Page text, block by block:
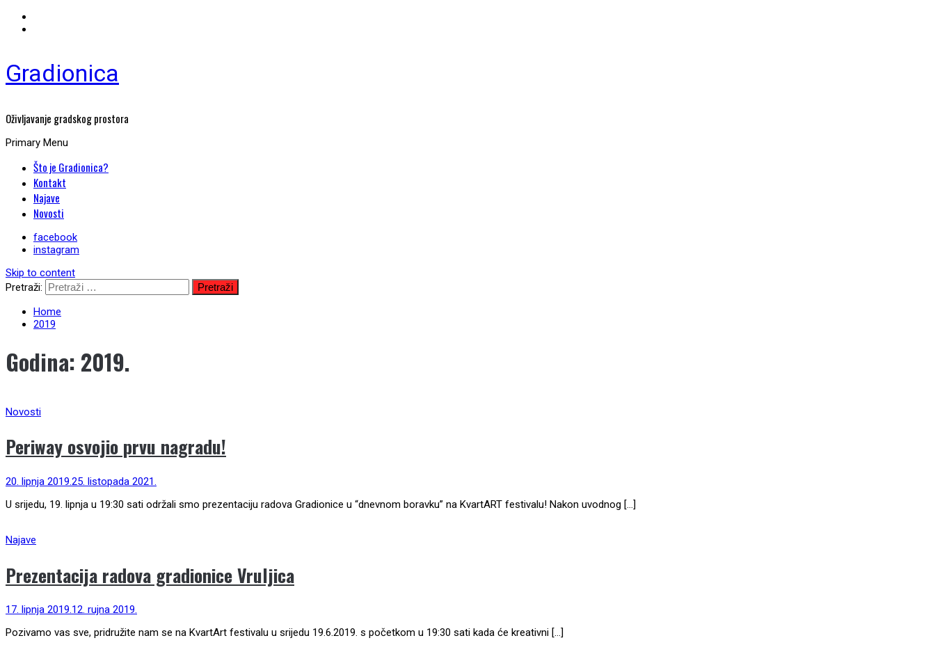
Gradionica
Oživljavanje gradskog prostora
Primary Menu
Što je Gradionica?
Kontakt
Najave
Novosti
facebook
instagram
Skip to content
Pretraži:
Home
2019
Godina: 2019.
Novosti
Periway osvojio prvu nagradu!
20. lipnja 2019.25. listopada 2021.
U srijedu, 19. lipnja u 19:30 sati održali smo prezentaciju radova Gradionice u “dnevnom boravku” na KvartART festivalu! Nakon uvodnog […]
Najave
Prezentacija radova gradionice Vruljica
17. lipnja 2019.12. rujna 2019.
Pozivamo vas sve, pridružite nam se na KvartArt festivalu u srijedu 19.6.2019. s početkom u 19:30 sati kada će kreativni […]